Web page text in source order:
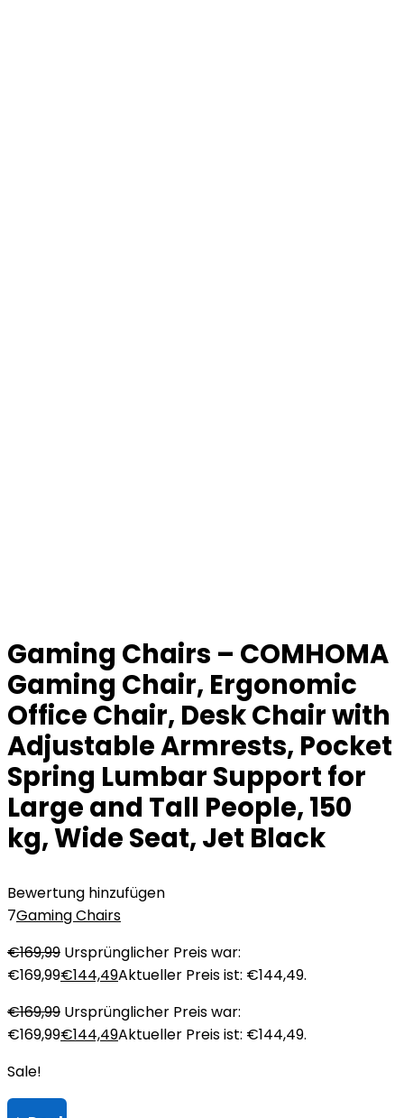
Gaming Chairs – COMHOMA
Gaming Chair, Ergonomic
Office Chair, Desk Chair with
Adjustable Armrests, Pocket
Spring Lumbar Support for
Large and Tall People, 150
kg, Wide Seat, Jet Black
Bewertung hinzufügen
7Gaming Chairs
€169,99 Ursprünglicher Preis war:
€169,99€144,49Aktueller Preis ist: €144,49.
€169,99 Ursprünglicher Preis war:
€169,99€144,49Aktueller Preis ist: €144,49.
Sale!